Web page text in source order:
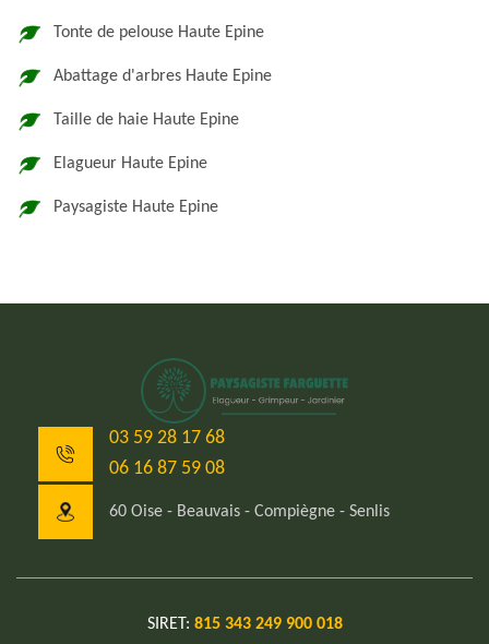
Tonte de pelouse Haute Epine
Abattage d'arbres Haute Epine
Taille de haie Haute Epine
Elagueur Haute Epine
Paysagiste Haute Epine
03 59 28 17 68
06 16 87 59 08
60 Oise - Beauvais - Compiègne - Senlis
SIRET: 815 343 249 900 018